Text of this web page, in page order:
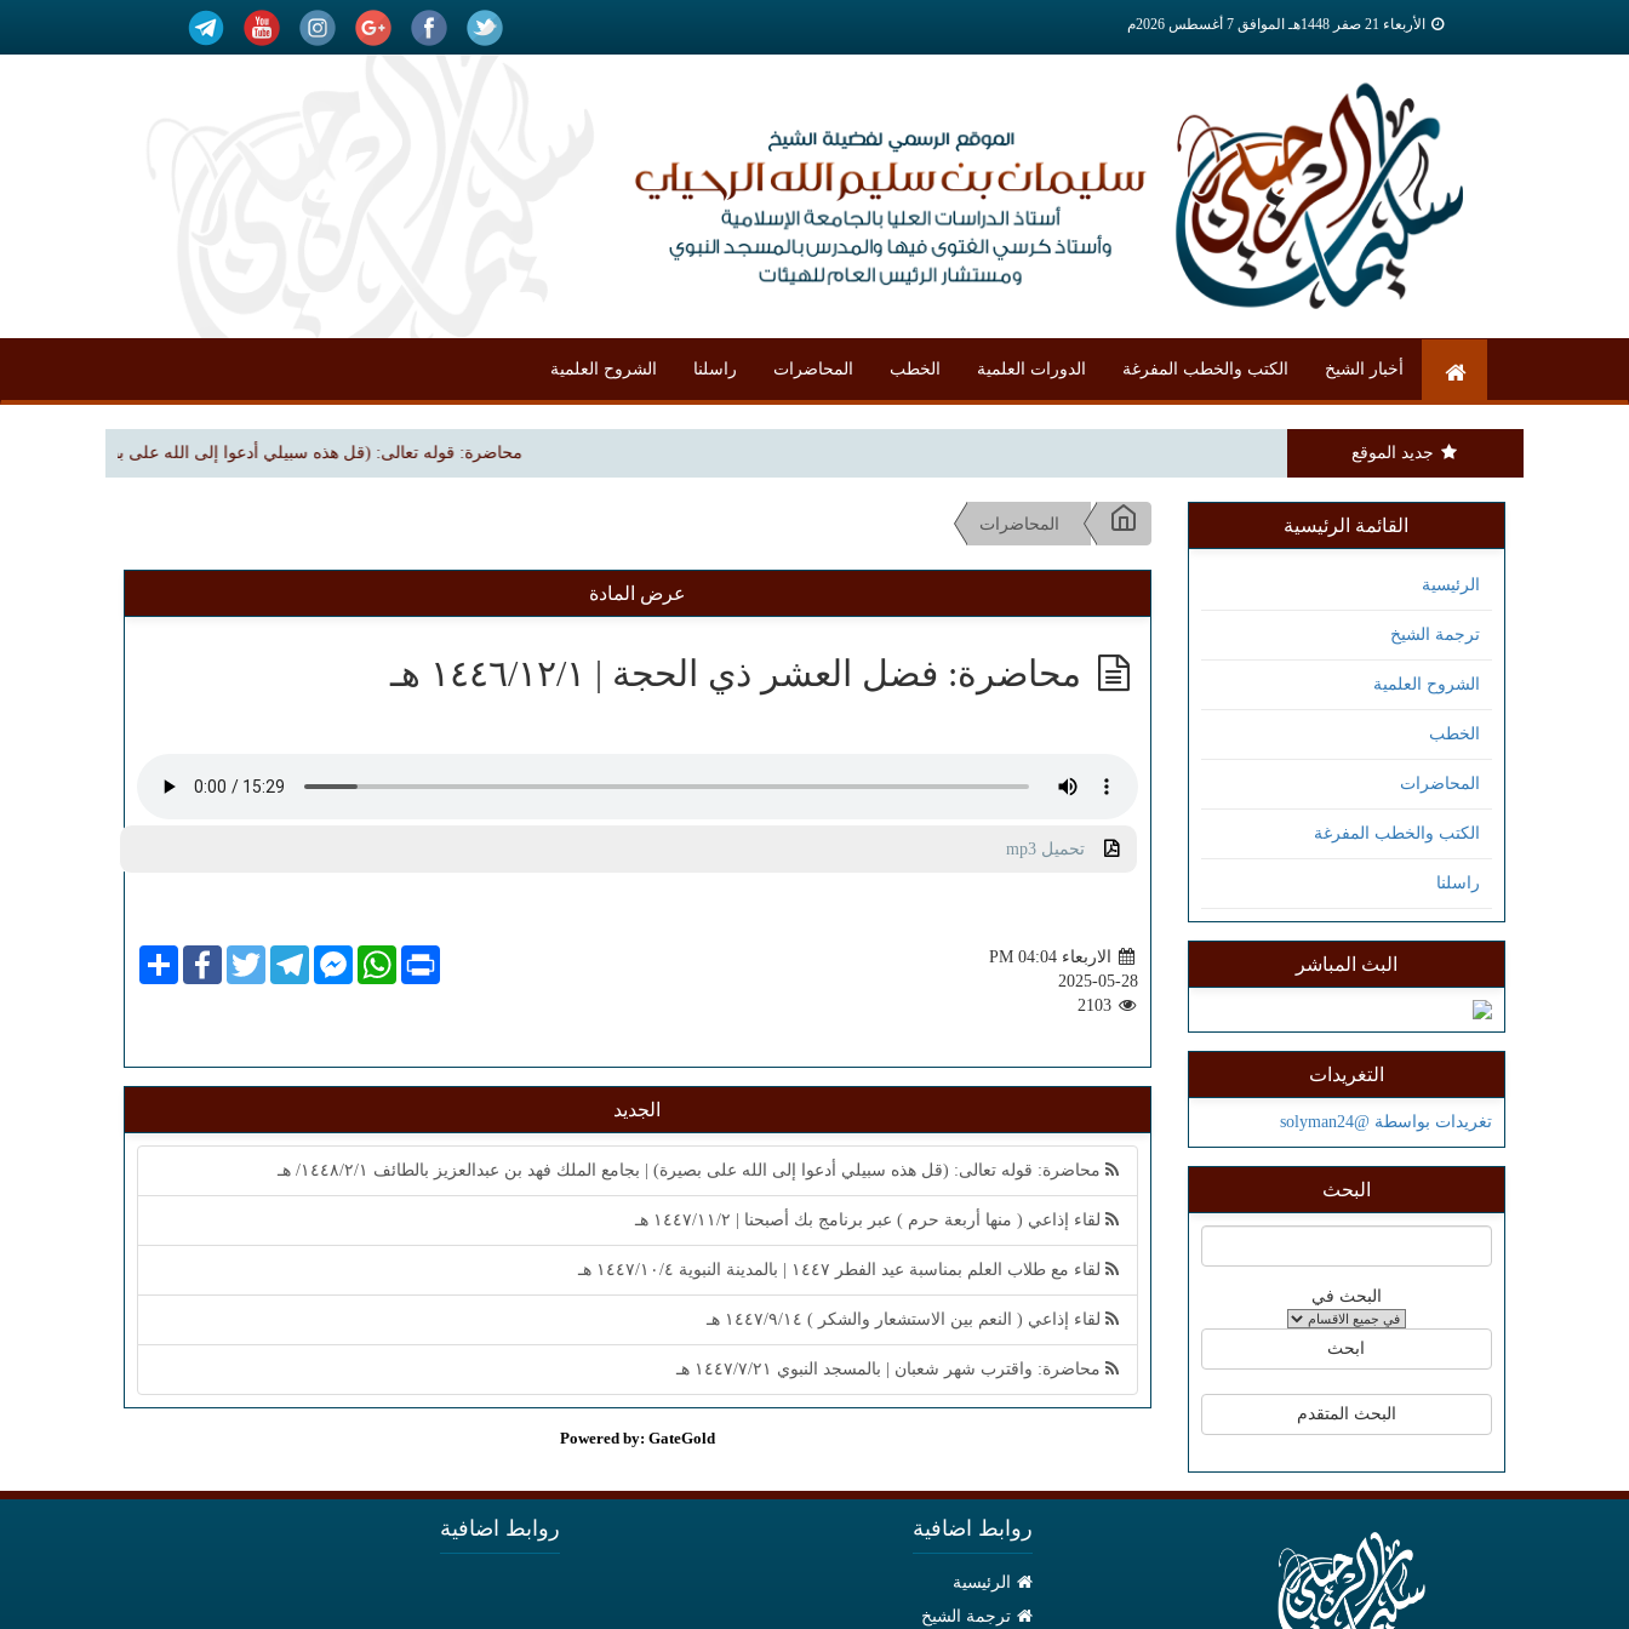
الأربعاء 21 صفر 1448هـ الموافق 7 أغسطس 2026م
أخبار الشيخ الكتب والخطب المفرغة الدورات العلمية الخطب المحاضرات راسلنا الشروح العلمية
جديد الموقع محاضرة: قوله تعالى: (قل هذه سبيلي أدعوا إلى الله على بصيرة) | بجامع الملك فهد بن
القائمة الرئيسية
الرئيسية
ترجمة الشيخ
الشروح العلمية
الخطب
المحاضرات
الكتب والخطب المفرغة
راسلنا
البث المباشر
التغريدات
تغريدات بواسطة @solyman24
البحث
البحث في
المحاضرات
عرض المادة
محاضرة: فضل العشر ذي الحجة | ١٤٤٦/١٢/١ هـ
تحميل mp3
الاربعاء PM 04:04
2025-05-28
2103
ShareFacebookTwitterTelegramFacebook
Messenger
WhatsApp Print
الجديد
محاضرة: قوله تعالى: (قل هذه سبيلي أدعوا إلى الله على بصيرة) | بجامع الملك فهد بن عبدالعزيز بالطائف ١٤٤٨/٢/١/ هـ
لقاء إذاعي ( منها أربعة حرم ) عبر برنامج بك أصبحنا | ١٤٤٧/١١/٢ هـ
لقاء مع طلاب العلم بمناسبة عيد الفطر ١٤٤٧ | بالمدينة النبوية ١٤٤٧/١٠/٤ هـ
لقاء إذاعي ( النعم بين الاستشعار والشكر ) ١٤٤٧/٩/١٤ هـ
محاضرة: واقترب شهر شعبان | بالمسجد النبوي ١٤٤٧/٧/٢١ هـ
Powered by: GateGold
روابط اضافية
الرئيسية
ترجمة الشيخ
روابط اضافية